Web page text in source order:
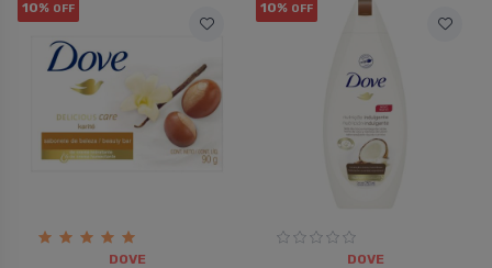
10% OFF
DOVE
10% OFF
DOVE